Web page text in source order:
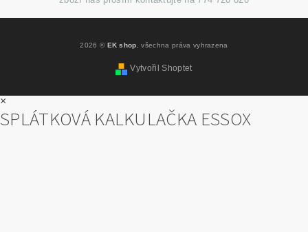
2026 © EK shop , všechna práva vyhrazena
Vytvořil Shoptet
×
SPLÁTKOVÁ KALKULAČKA ESSOX